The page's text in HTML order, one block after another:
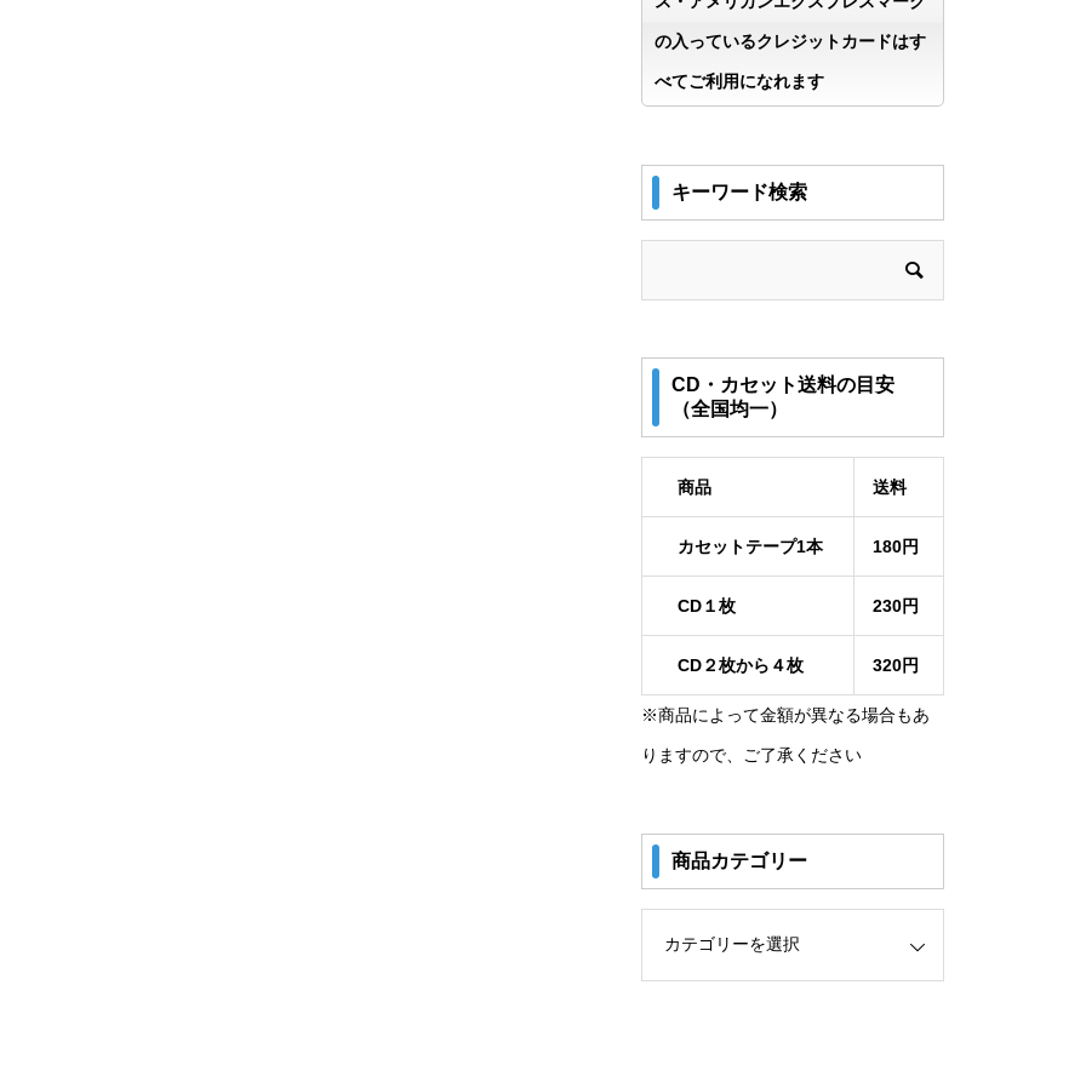
の入っているクレジットカードはす
べてご利用になれます
キーワード検索
CD・カセット送料の目安
（全国均一）
商品 送料
カセットテープ1本 180円
CD１枚 230円
CD２枚から４枚 320円
※商品によって金額が異なる場合もあ
りますので、ご了承ください
商品カテゴリー